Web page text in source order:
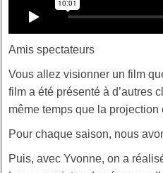
Amis spectateurs
Vous allez visionner un film
film a été présenté à d’autres
même temps que la
Pour chaque saison, nous
Puis, avec Yvonne, on a